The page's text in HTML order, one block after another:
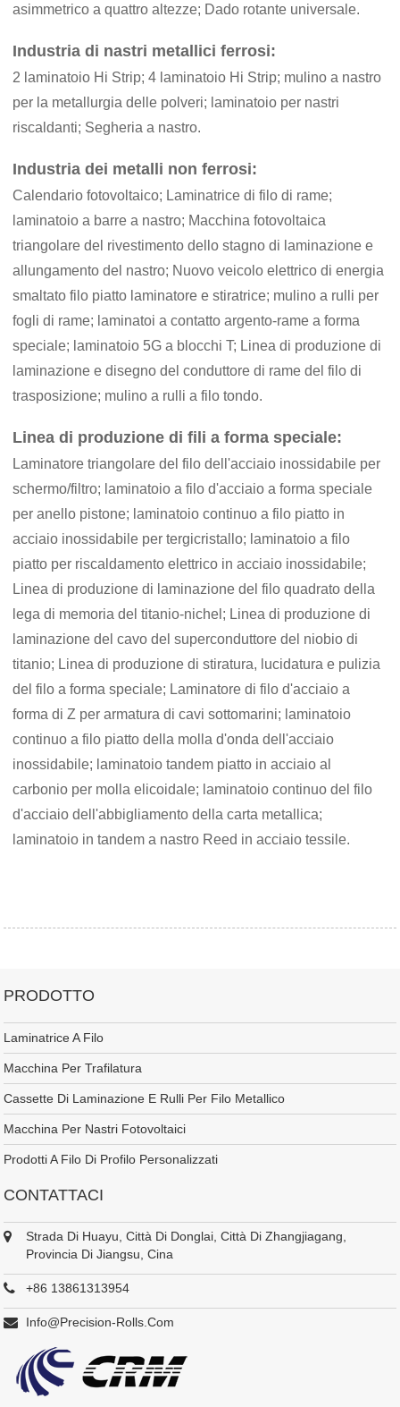
asimmetrico a quattro altezze; Dado rotante universale.
Industria di nastri metallici ferrosi:
2 laminatoio Hi Strip; 4 laminatoio Hi Strip; mulino a nastro
per la metallurgia delle polveri; laminatoio per nastri
riscaldanti; Segheria a nastro.
Industria dei metalli non ferrosi:
Calendario fotovoltaico; Laminatrice di filo di rame;
laminatoio a barre a nastro; Macchina fotovoltaica
triangolare del rivestimento dello stagno di laminazione e
allungamento del nastro; Nuovo veicolo elettrico di energia
smaltato filo piatto laminatore e stiratrice; mulino a rulli per
fogli di rame; laminatoi a contatto argento-rame a forma
speciale; laminatoio 5G a blocchi T; Linea di produzione di
laminazione e disegno del conduttore di rame del filo di
trasposizione; mulino a rulli a filo tondo.
Linea di produzione di fili a forma speciale:
Laminatore triangolare del filo dell'acciaio inossidabile per
schermo/filtro; laminatoio a filo d'acciaio a forma speciale
per anello pistone; laminatoio continuo a filo piatto in
acciaio inossidabile per tergicristallo; laminatoio a filo
piatto per riscaldamento elettrico in acciaio inossidabile;
Linea di produzione di laminazione del filo quadrato della
lega di memoria del titanio-nichel; Linea di produzione di
laminazione del cavo del superconduttore del niobio di
titanio; Linea di produzione di stiratura, lucidatura e pulizia
del filo a forma speciale; Laminatore di filo d'acciaio a
forma di Z per armatura di cavi sottomarini; laminatoio
continuo a filo piatto della molla d'onda dell'acciaio
inossidabile; laminatoio tandem piatto in acciaio al
carbonio per molla elicoidale; laminatoio continuo del filo
d'acciaio dell'abbigliamento della carta metallica;
laminatoio in tandem a nastro Reed in acciaio tessile.
PRODOTTO
Laminatrice A Filo
Macchina Per Trafilatura
Cassette Di Laminazione E Rulli Per Filo Metallico
Macchina Per Nastri Fotovoltaici
Prodotti A Filo Di Profilo Personalizzati
CONTATTACI
Strada Di Huayu, Città Di Donglai, Città Di Zhangjiagang,
Provincia Di Jiangsu, Cina
+86 13861313954
Info@precision-Rolls.com